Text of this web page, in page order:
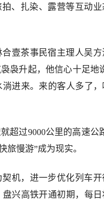
、扎染、露营等互动业
壹茶事民宿主理人吴
袅升起，他信心十足地
进来。来的客人多了
超过9000公里的高速公
旅慢游”成为现实。
机，进一步优化列车开
兴高铁开通初期，每日